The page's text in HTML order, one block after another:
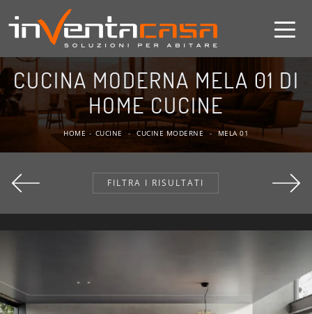
CUCINA MODERNA MELA 01 DI
HOME CUCINE
HOME - CUCINE - CUCINE MODERNE - MELA 01
FILTRA I RISULTATI